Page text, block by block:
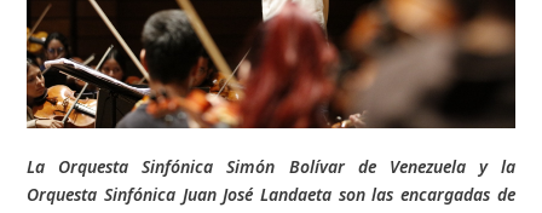
La Orquesta Sinfónica Simón Bolívar de Venezuela y la
Orquesta Sinfónica Juan José Landaeta son las encargadas de